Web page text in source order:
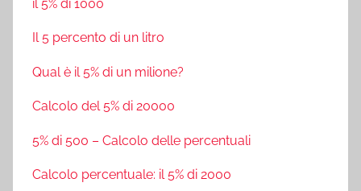
il 5% di 1000
Il 5 percento di un litro
Qual è il 5% di un milione?
Calcolo del 5% di 20000
5% di 500 – Calcolo delle percentuali
Calcolo percentuale: il 5% di 2000